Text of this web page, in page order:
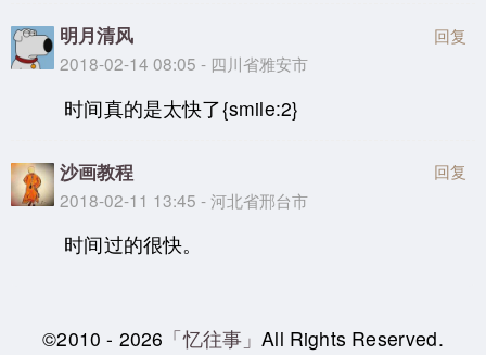
明月清风
2018-02-14 08:05 - 四川省雅安市
回复
时间真的是太快了{smile:2}
沙画教程
2018-02-11 13:45 - 河北省邢台市
回复
时间过的很快。
©2010 - 2026 「忆往事」All Rights Reserved.